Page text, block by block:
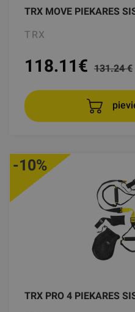
TRX MOVE PIEKARES
TRX
118.11€ 131.24 €
TRX PRO 4 PIEKARES
-10%